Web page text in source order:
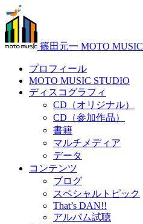
篠田元一 MOTO MUSIC
プロフィール
MOTO MUSIC STUDIO
ディスコグラフィ
CD（オリジナル）
CD（参加作品）
書籍
マルチメディア
データ
コンテンツ
ブログ
スペシャルトピック
That’s DAN!!
アルバム試聴